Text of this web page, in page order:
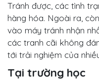
Tránh được, các tình
hàng hóa. Ngoài ra,
vào máy tránh nhận
các tranh cãi không
tới trải nghiệm của
Tại trường học